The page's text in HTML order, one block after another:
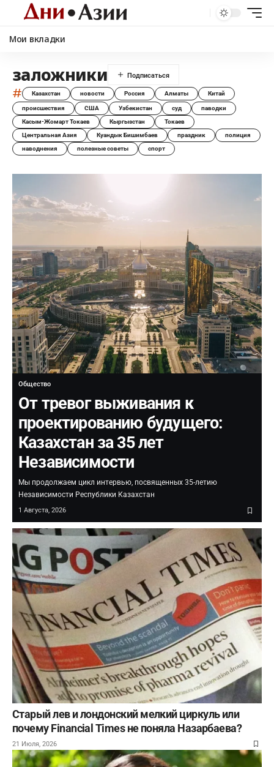
Мои вкладки
заложники
# Казахстан новости Россия Алматы Китай
происшествия США Узбекистан суд
паводки
Касым-Жомарт Токаев
Кыргызстан
Токаев
Центральная Азия
Куандык Бишимбаев праздник
полиция
наводнения
полезные советы спорт
Общество
От тревог выживания к
проектированию будущего:
Казахстан за 35 лет
Независимости
Мы продолжаем цикл интервью, посвященных 35-летию
Независимости Республики Казахстан
1 Августа, 2026
Старый лев и лондонский мелкий циркуль или
почему Financial Times не поняла Назарбаева?
21 Июля, 2026